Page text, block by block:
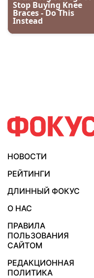
НОВОСТИ
РЕЙТИНГИ
ДЛИННЫЙ ФОКУС
О НАС
ПРАВИЛА
ПОЛЬЗОВАНИЯ
САЙТОМ
РЕДАКЦИОННАЯ
ПОЛИТИКА